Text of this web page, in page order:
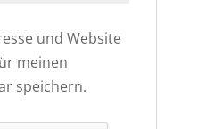
und Website
meinen
speichern.